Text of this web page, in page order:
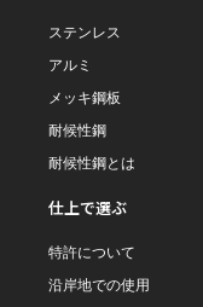
ステンレス
アルミ
メッキ鋼板
耐候性鋼
耐候性鋼とは
仕上で選ぶ
特許について
沿岸地での使用